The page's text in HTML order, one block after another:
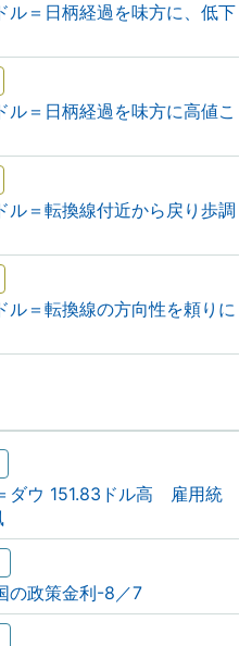
ル＝日柄経過を味方に、低下
ル＝日柄経過を味方に高値こ
ル＝転換線付近から戻り歩調
ル＝転換線の方向性を頼りに
ダウ 151.83ドル高 雇用統
の政策金利-8／7